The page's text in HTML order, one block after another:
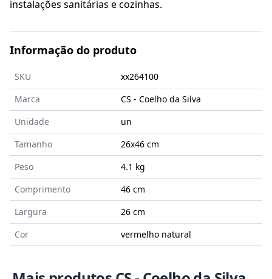
instalações sanitárias e cozinhas.
Informação do produto
SKU
xx264100
Marca
CS - Coelho da Silva
Unidade
un
Tamanho
26x46 cm
Peso
4.1 kg
Comprimento
46 cm
Largura
26 cm
Cor
vermelho natural